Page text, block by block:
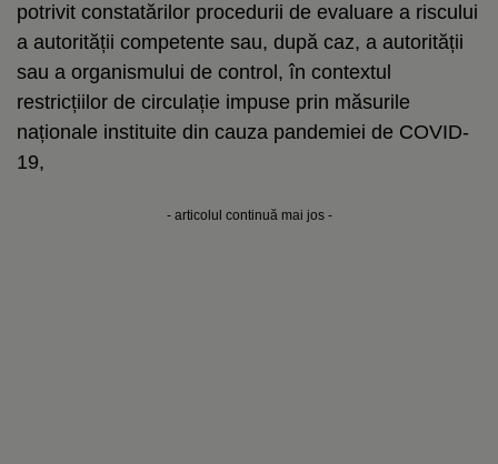
potrivit constatărilor procedurii de evaluare a riscului
a autorității competente sau, după caz, a autorității
sau a organismului de control, în contextul
restricțiilor de circulație impuse prin măsurile
naționale instituite din cauza pandemiei de COVID-
19,
- articolul continuă mai jos -